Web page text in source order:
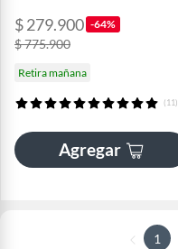
$ 279.900 -64%
$ 775.900
Retira mañana
(11)
Agregar
1